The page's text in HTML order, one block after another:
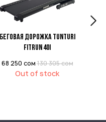
Беговая дорожка Tunturi
FitRun 40i
68 250 сом 130 305сом
Out of stock